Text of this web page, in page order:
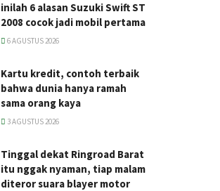
inilah 6 alasan Suzuki Swift ST
2008 cocok jadi mobil pertama
6 AGUSTUS 2026
Kartu kredit, contoh terbaik
bahwa dunia hanya ramah
sama orang kaya
3 AGUSTUS 2026
Tinggal dekat Ringroad Barat
itu nggak nyaman, tiap malam
diteror suara blayer motor